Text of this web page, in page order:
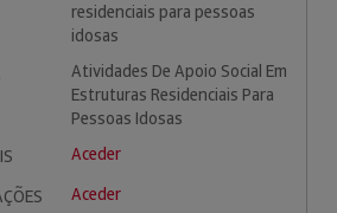
residenciais para pessoas
idosas
Atividades De Apoio Social Em
Estruturas Residenciais Para
Pessoas Idosas
Aceder
Aceder